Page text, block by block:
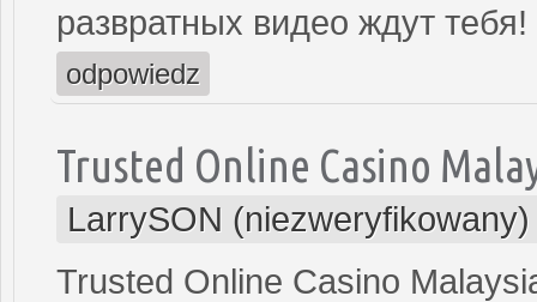
развратных видео ждут тебя!
odpowiedz
Trusted Online Casino
LarrySON (niezweryfikowany)
Trusted Online Casino